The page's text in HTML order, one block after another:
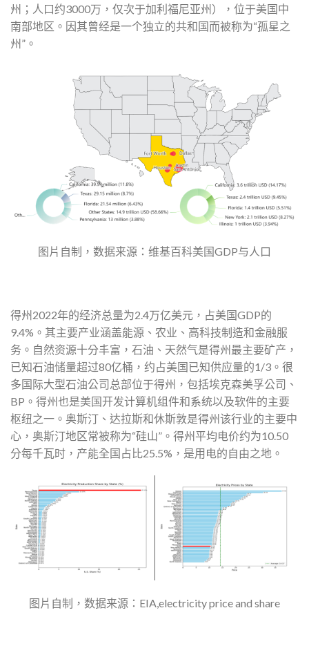
州；人口约3000万，仅次于加利福尼亚州），位于美国中
南部地区。因其曾经是一个独立的共和国而被称为“孤星之
州”。
图片自制，数据来源：维基百科美国GDP与人口
得州2022年的经济总量为2.4万亿美元，占美国GDP的
9.4%。其主要产业涵盖能源、农业、高科技制造和金融服
务。自然资源十分丰富，石油、天然气是得州最主要矿产，
已知石油储量超过80亿桶，约占美国已知供应量的1/3。很
多国际大型石油公司总部位于得州，包括埃克森美孚公司、
BP。得州也是美国开发计算机组件和系统以及软件的主要
枢纽之一。奥斯汀、达拉斯和休斯敦是得州该行业的主要中
心，奥斯汀地区常被称为“硅山”。得州平均电价约为10.50
分每千瓦时，产能全国占比25.5%，是用电的自由之地。
图片自制，数据来源：EIA,electricity price and share